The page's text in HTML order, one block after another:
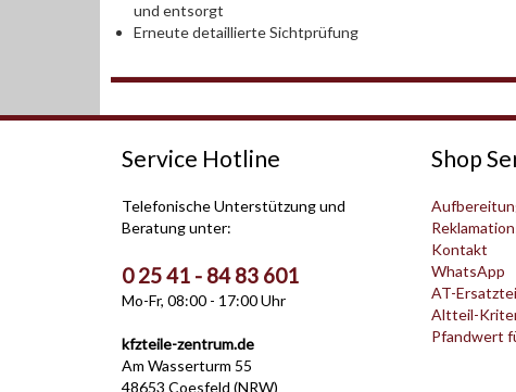
und entsorgt
Erneute detaillierte Sichtprüfung
Service Hotline
Telefonische Unterstützung und
Beratung unter:
0 25 41 - 84 83 601
Mo-Fr, 08:00 - 17:00 Uhr
kfzteile-zentrum.de
Am Wasserturm 55
48653 Coesfeld (NRW)
Shop
Kontakt
WhatsApp
AT-
Altteil-
Pfandwert